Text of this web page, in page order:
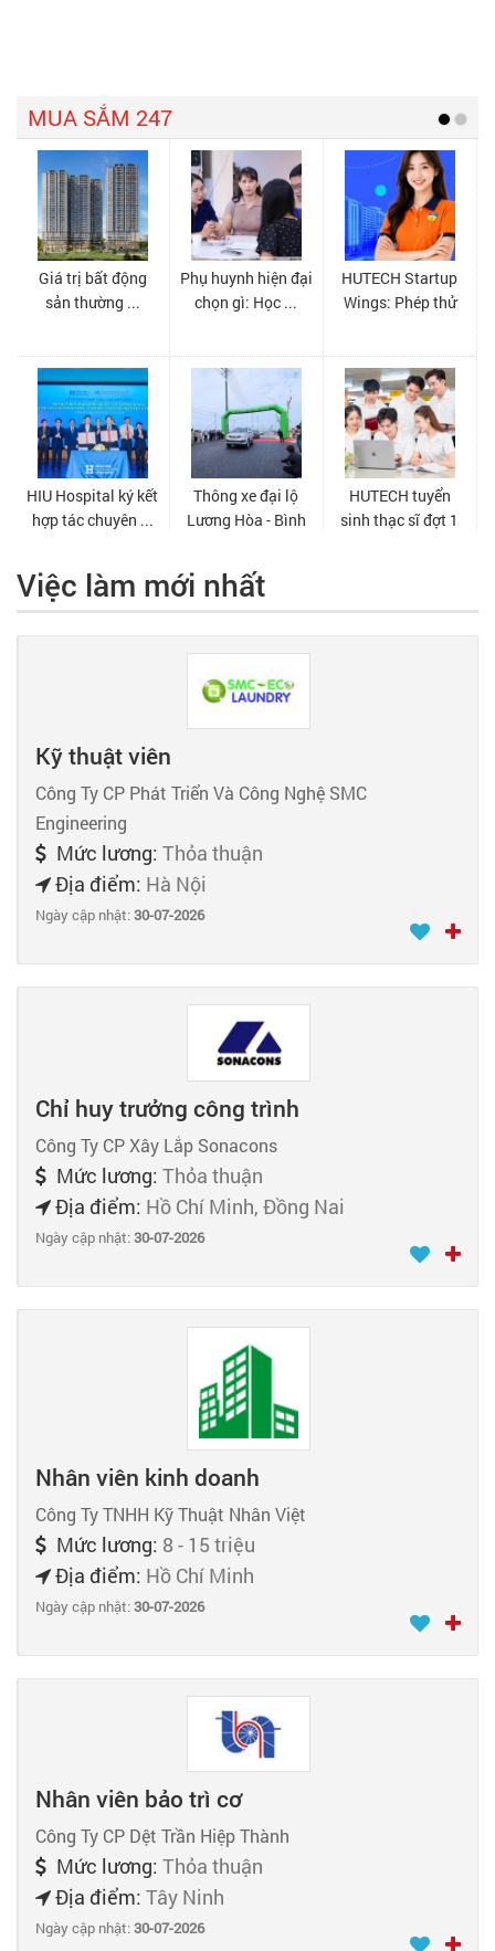
Việc làm mới nhất
Kỹ thuật viên
Công Ty CP Phát Triển Và Công Nghệ SMC
Engineering
Mức lương: Thỏa thuận
Địa điểm: Hà Nội
Ngày cập nhật:30-07-2026
Chỉ huy trưởng công trình
Công Ty CP Xây Lắp Sonacons
Mức lương: Thỏa thuận
Địa điểm: Hồ Chí Minh, Đồng Nai
Ngày cập nhật:30-07-2026
Nhân viên kinh doanh
Công Ty TNHH Kỹ Thuật Nhân Việt
Mức lương: 8 - 15 triệu
Địa điểm: Hồ Chí Minh
Ngày cập nhật:30-07-2026
Nhân viên bảo trì cơ
Công Ty CP Dệt Trần Hiệp Thành
Mức lương: Thỏa thuận
Địa điểm: Tây Ninh
Ngày cập nhật:30-07-2026